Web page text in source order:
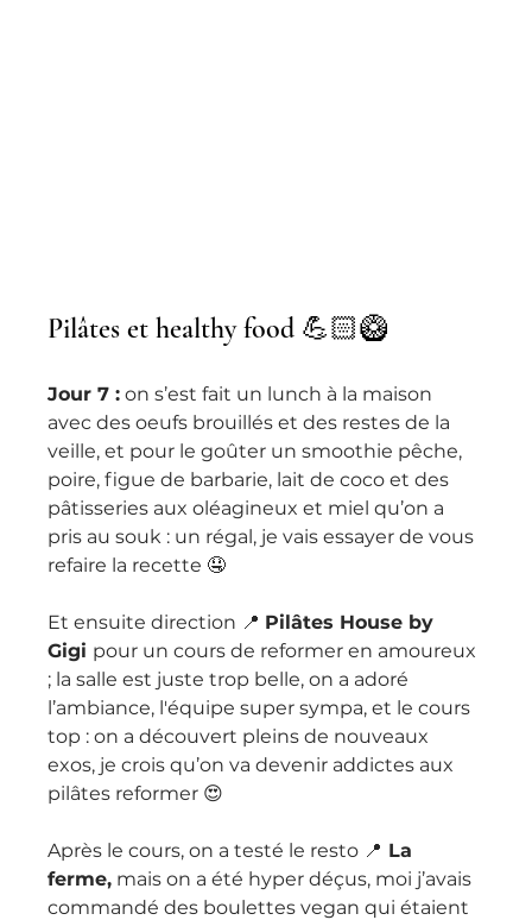
Pilâtes et healthy food 💪🏻🥝
Jour 7 : on s’est fait un lunch à la maison
avec des oeufs brouillés et des restes de la
veille, et pour le goûter un smoothie pêche,
poire, figue de barbarie, lait de coco et des
pâtisseries aux oléagineux et miel qu’on a
pris au souk : un régal, je vais essayer de vous
refaire la recette 🤤
Et ensuite direction 📍 Pilâtes House by
Gigi pour un cours de reformer en amoureux
; la salle est juste trop belle, on a adoré
l’ambiance, l'équipe super sympa, et le cours
top : on a découvert pleins de nouveaux
exos, je crois qu’on va devenir addictes aux
pilâtes reformer 😍
Après le cours, on a testé le resto 📍 La
ferme, mais on a été hyper déçus, moi j’avais
commandé des boulettes vegan qui étaient